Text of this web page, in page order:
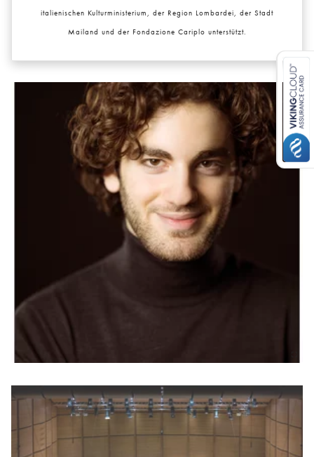
italienischen Kulturministerium, der Region Lombardei, der Stadt
Mailand und der Fondazione Cariplo unterstützt.